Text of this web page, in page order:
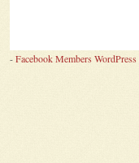
-Facebook Members